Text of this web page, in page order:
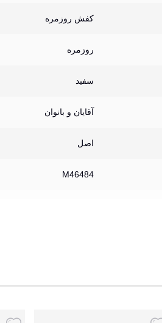
کفش روزمره
روزمره
سفید
آقایان و بانوان
اصل
M46484